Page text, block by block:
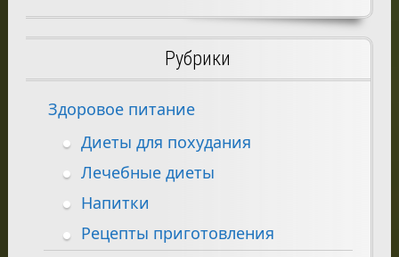
Рубрики
Здоровое питание
Диеты для похудания
Лечебные диеты
Напитки
Рецепты приготовления